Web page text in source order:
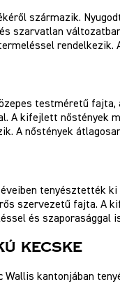
származik.
szarvatlan
rendelkezik.
testméretű
A kifejlett nőstények
A nőstények
tenyésztették
szervezetű fajta. A
és szaporasággal
Kecske
Wallis kantonjában